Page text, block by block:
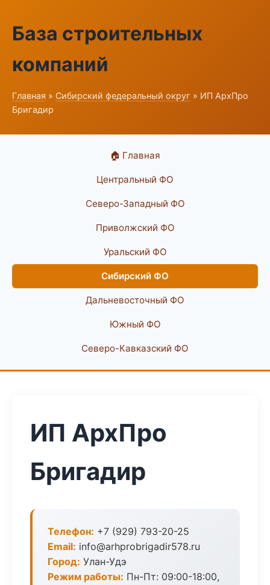
База строительных
компаний
Главная » Сибирский федеральный округ » ИП АрхПро
Бригадир
🏠 Главная
Центральный ФО
Северо-Западный ФО
Приволжский ФО
Уральский ФО
Сибирский ФО
Дальневосточный ФО
Южный ФО
Северо-Кавказский ФО
ИП АрхПро
Бригадир
Телефон: +7 (929) 793-20-25
Email: info@arhprobrigadir578.ru
Город: Улан-Удэ
Режим работы: Пн-Пт: 09:00-18:00,